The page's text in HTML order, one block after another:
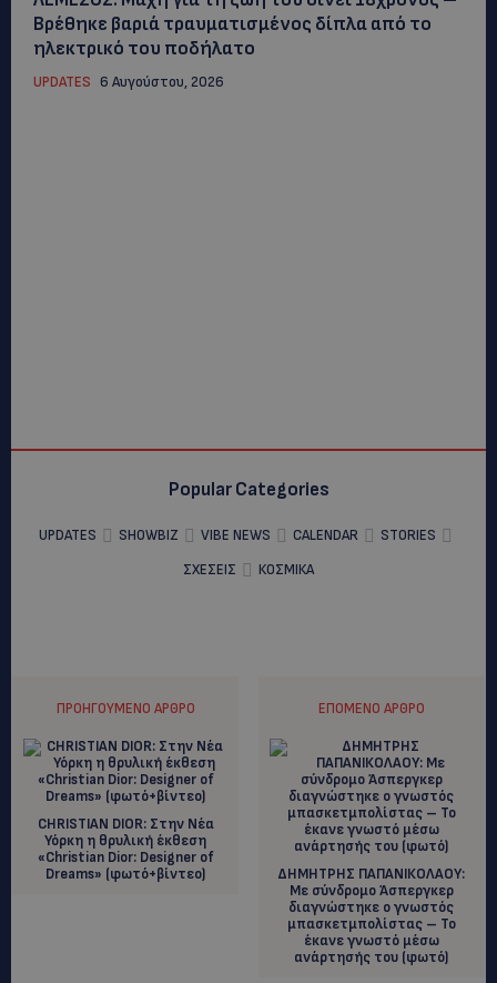
Βρέθηκε βαριά τραυματισμένος δίπλα από το
ηλεκτρικό του ποδήλατο
UPDATES 6 Αυγούστου, 2026
Popular Categories
UPDATES SHOWBIZ VIBE NEWS CALENDAR
STORIES
ΣΧΕΣΕΙΣ
ΚΟΣΜΙΚΑ
ΠΡΟΗΓΟΎΜΕΝΟ ΆΡΘΡΟ
CHRISTIAN DIOR: Στην Νέα
Υόρκη η θρυλική έκθεση
«Christian Dior: Designer of
Dreams» (φωτό+βίντεο)
ΕΠΌΜΕΝΟ ΆΡΘΡΟ
ΔΗΜΗΤΡΗΣ ΠΑΠΑΝΙΚΟΛΑΟΥ:
Με σύνδρομο Άσπεργκερ
διαγνώστηκε ο γνωστός
μπασκετμπολίστας – To
έκανε γνωστό μέσω
ανάρτησής του (φωτό)